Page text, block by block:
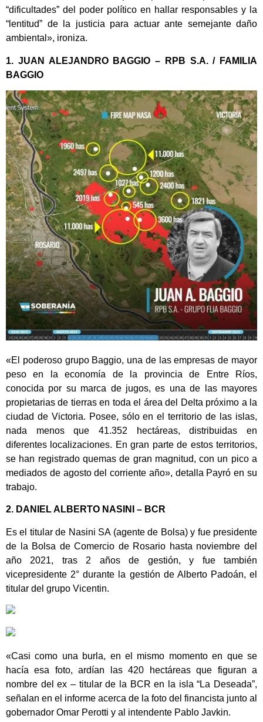
“dificultades” del poder político en hallar responsables y la
“lentitud” de la justicia para actuar ante semejante daño
ambiental», ironiza.
1. JUAN ALEJANDRO BAGGIO – RPB S.A. / FAMILIA
BAGGIO
«El poderoso grupo Baggio, una de las empresas de mayor
peso en la economía de la provincia de Entre Ríos,
conocida por su marca de jugos, es una de las mayores
propietarias de tierras en toda el área del Delta próximo a la
ciudad de Victoria. Posee, sólo en el territorio de las islas,
nada menos que 41.352 hectáreas, distribuidas en
diferentes localizaciones. En gran parte de estos territorios,
se han registrado quemas de gran magnitud, con un pico a
mediados de agosto del corriente año», detalla Payró en su
trabajo.
2. DANIEL ALBERTO NASINI – BCR
Es el titular de Nasini SA (agente de Bolsa) y fue presidente
de la Bolsa de Comercio de Rosario hasta noviembre del
año 2021, tras 2 años de gestión, y fue también
vicepresidente 2° durante la gestión de Alberto Padoán, el
titular del grupo Vicentin.
«Casi como una burla, en el mismo momento en que se
hacía esa foto, ardían las 420 hectáreas que figuran a
nombre del ex – titular de la BCR en la isla “La Deseada”,
señalan en el informe acerca de la foto del financista junto al
gobernador Omar Perotti y al intendente Pablo Javkin.